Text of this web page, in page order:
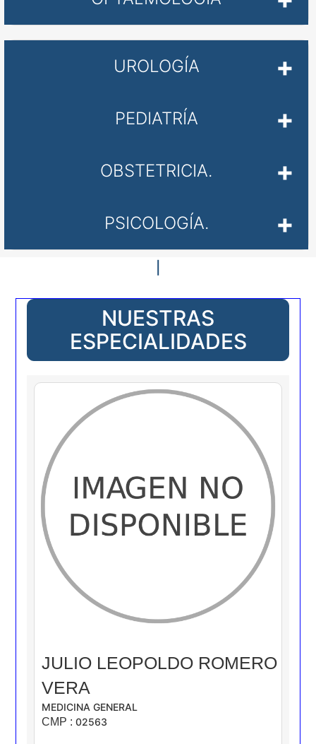
UROLOGÍA
PEDIATRÍA
OBSTETRICIA.
PSICOLOGÍA.
NUESTRAS
ESPECIALIDADES
JULIO LEOPOLDO ROMERO
VERA
MEDICINA GENERAL
CMP : 02563